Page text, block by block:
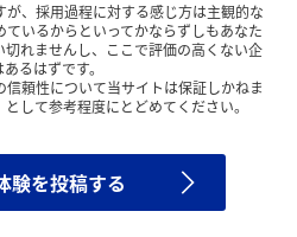
、採用過程に対する感じ方は主観的な
いるからといってかならずしもあなた
れませんし、ここで評価の高くない企
るはずです。
頼性について当サイトは保証しかねま
して参考程度にとどめてください。
験を投稿する